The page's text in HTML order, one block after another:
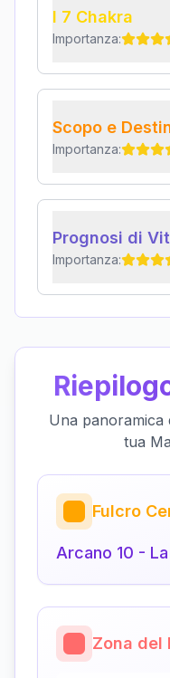
I 7 Chakra
Importanza:
Scopo e
Importanza:
Prognosi di
Importanza:
Una panoramica
tua
Fulcro
Arcano 10 -
Zona del